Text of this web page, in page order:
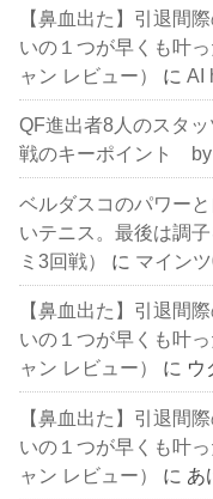
【鼻血出た】引退間
いの１つが早くも叶
ャン レビュー）
にAI
QF進出者8人のスタ
戦のキーポイント by
ベルダスコのパワー
いテニス。最後は調
ミ3回戦）
に マイン
【鼻血出た】引退間
いの１つが早くも叶
ャン レビュー）
に ウ
【鼻血出た】引退間
いの１つが早くも叶
ャン レビュー）
に あ